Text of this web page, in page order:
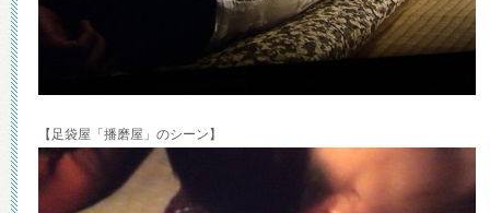
【足袋屋「播磨屋」のシーン】